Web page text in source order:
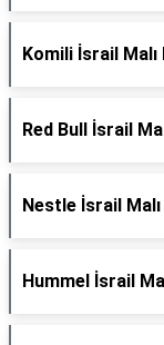
Komili İsrail
Red Bull İsrail
Nestle İsrail
Hummel İsrail